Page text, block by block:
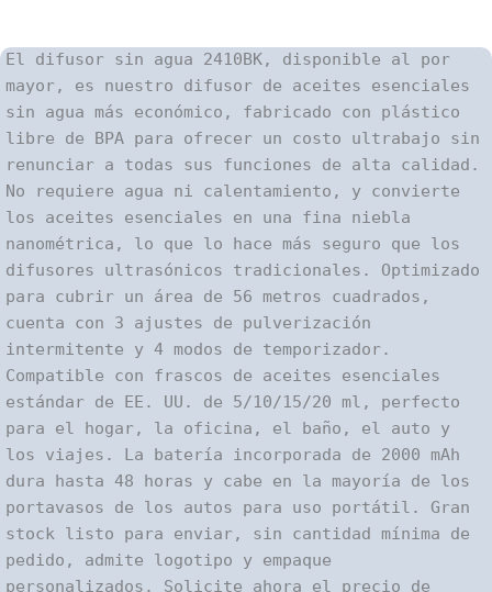
El difusor sin agua 2410BK, disponible al por
mayor, es nuestro difusor de aceites esenciales
sin agua más económico, fabricado con plástico
libre de BPA para ofrecer un costo ultrabajo sin
renunciar a todas sus funciones de alta calidad.
No requiere agua ni calentamiento, y convierte
los aceites esenciales en una fina niebla
nanométrica, lo que lo hace más seguro que los
difusores ultrasónicos tradicionales. Optimizado
para cubrir un área de 56 metros cuadrados,
cuenta con 3 ajustes de pulverización
intermitente y 4 modos de temporizador.
Compatible con frascos de aceites esenciales
estándar de EE. UU. de 5/10/15/20 ml, perfecto
para el hogar, la oficina, el baño, el auto y
los viajes. La batería incorporada de 2000 mAh
dura hasta 48 horas y cabe en la mayoría de los
portavasos de los autos para uso portátil. Gran
stock listo para enviar, sin cantidad mínima de
pedido, admite logotipo y empaque
personalizados. Solicite ahora el precio de